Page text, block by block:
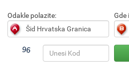
Odakle polazite: Gde